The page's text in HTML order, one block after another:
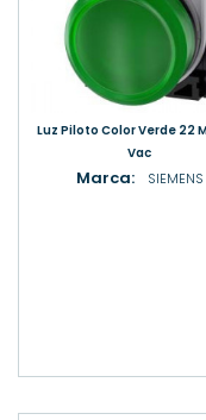
Luz Piloto Color Verde 22 Mm 110
Vac
Marca: SIEMENS